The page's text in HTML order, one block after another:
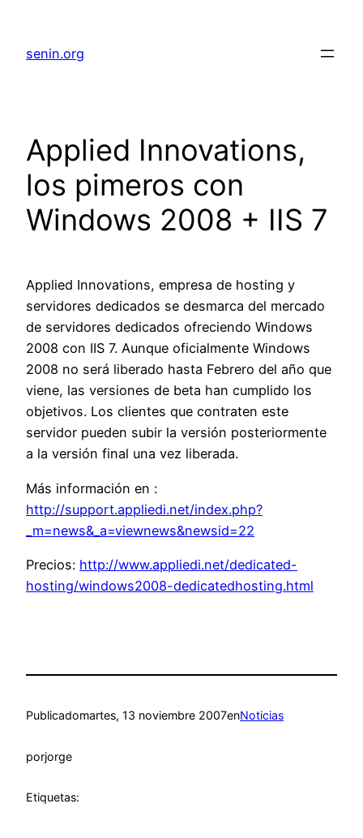
senin.org
Applied Innovations,
los pimeros con
Windows 2008 + IIS 7
Applied Innovations, empresa de hosting y
servidores dedicados se desmarca del mercado
de servidores dedicados ofreciendo Windows
2008 con IIS 7. Aunque oficialmente Windows
2008 no será liberado hasta Febrero del año que
viene, las versiones de beta han cumplido los
objetivos. Los clientes que contraten este
servidor pueden subir la versión posteriormente
a la versión final una vez liberada.
Más información en :
http://support.appliedi.net/index.php?
_m=news&_a=viewnews&newsid=22
Precios: http://www.appliedi.net/dedicated-
hosting/windows2008-dedicatedhosting.html
Publicadomartes, 13 noviembre 2007enNoticias
porjorge
Etiquetas: